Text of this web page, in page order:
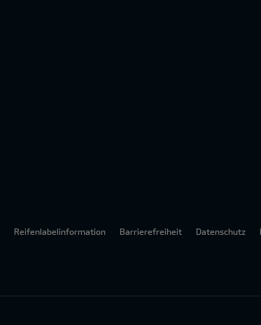
Reifenlabelinformation Barrierefreiheit Datenschutz